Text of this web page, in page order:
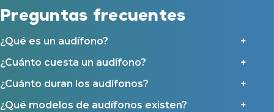
Preguntas frecuentes
¿Qué es un audífono?
¿Cuánto cuesta un audífono?
¿Cuánto duran los audífonos?
¿Qué modelos de audífonos existen?